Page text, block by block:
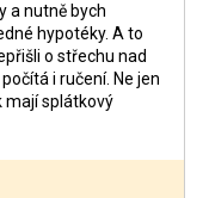
a nutně bych
hypotéky. A to
o střechu nad
i ručení. Ne jen
mají splátkový